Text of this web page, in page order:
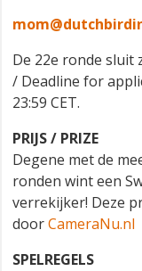
De 22e ronde sluit
/ Deadline for
23:59 CET.
PRIJS / PRIZE
Degene met de
ronden wint een
verrekijker! Deze
doorCameraNu.nl
SPELREGELS